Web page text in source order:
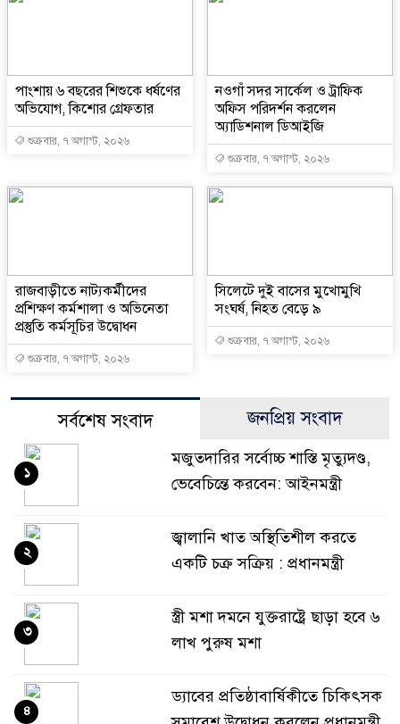
পাংশায় ৬ বছরের শিশুকে ধর্ষণের
অভিযোগ, কিশোর গ্রেফতার
শুক্রবার, ৭ অগাস্ট, ২০২৬
নওগাঁ সদর সার্কেল ও ট্রাফিক
অফিস পরিদর্শন করলেন
অ্যাডিশনাল ডিআইজি
শুক্রবার, ৭ অগাস্ট, ২০২৬
রাজবাড়ীতে নাট্যকর্মীদের
প্রশিক্ষণ কর্মশালা ও অভিনেতা
প্রস্তুতি কর্মসূচির উদ্বোধন
শুক্রবার, ৭ অগাস্ট, ২০২৬
সিলেটে দুই বাসের মুখোমুখি
সংঘর্ষ, নিহত বেড়ে ৯
শুক্রবার, ৭ অগাস্ট, ২০২৬
সর্বশেষ সংবাদ জনপ্রিয় সংবাদ
মজুতদারির সর্বোচ্চ শাস্তি মৃত্যুদণ্ড,
ভেবেচিন্তে করবেন: আইনমন্ত্রী
১
জ্বালানি খাত অস্থিতিশীল করতে
একটি চক্র সক্রিয় : প্রধানমন্ত্রী
২
স্ত্রী মশা দমনে যুক্তরাষ্ট্রে ছাড়া হবে ৬
লাখ পুরুষ মশা
৩
ড্যাবের প্রতিষ্ঠাবার্ষিকীতে চিকিৎসক
৪